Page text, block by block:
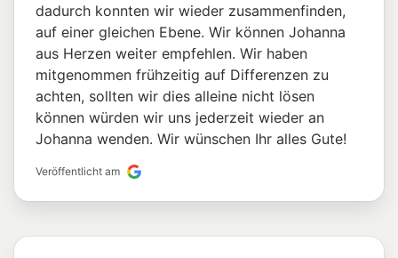
dadurch konnten wir wieder zusammenfinden,
auf einer gleichen Ebene. Wir können Johanna
aus Herzen weiter empfehlen. Wir haben
mitgenommen frühzeitig auf Differenzen zu
achten, sollten wir dies alleine nicht lösen
können würden wir uns jederzeit wieder an
Johanna wenden. Wir wünschen Ihr alles Gute!
Veröffentlicht am